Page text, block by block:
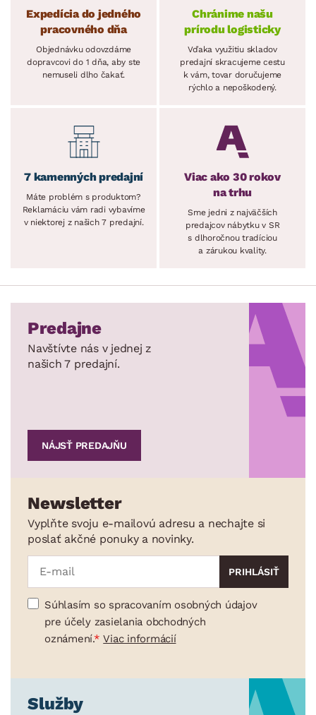
Expedícia do jedného
pracovného dňa
Objednávku odovzdáme
dopravcovi do 1 dňa, aby ste
nemuseli dlho čakať.
Chránime našu
prírodu logisticky
Vďaka využitiu skladov
predajní skracujeme cestu
k vám, tovar doručujeme
rýchlo a nepoškodený.
7 kamenných predajní
Máte problém s produktom?
Reklamáciu vám radi vybavíme
v niektorej z našich 7 predajní.
Viac ako 30 rokov
na trhu
Sme jedni z najväčších
predajcov nábytku v SR
s dlhoročnou tradíciou
a zárukou kvality.
Predajne
Navštívte nás v jednej z
našich 7 predajní.
NÁJSŤ PREDAJŇU
Newsletter
Vyplňte svoju e-mailovú adresu a nechajte si
poslať akčné ponuky a novinky.
Súhlasím so spracovaním osobných údajov
pre účely zasielania obchodných
oznámení.
Viac informácií
Služby